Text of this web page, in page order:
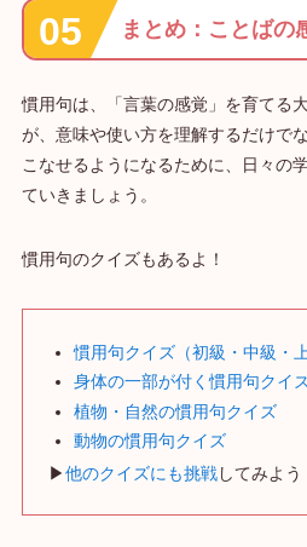
まとめ：ことばの
慣用句は、「言葉の感覚」を育てる
が、意味や使い方を理解するだけで
こなせるようになるために、日々の
ていきましょう。
慣用句のクイズもあるよ！
慣用句クイズ（初級・中級・上
身体の一部が付く慣用句クイ
植物・自然の慣用句クイズ
動物の慣用句クイズ
▶他のクイズにも挑戦してみよう